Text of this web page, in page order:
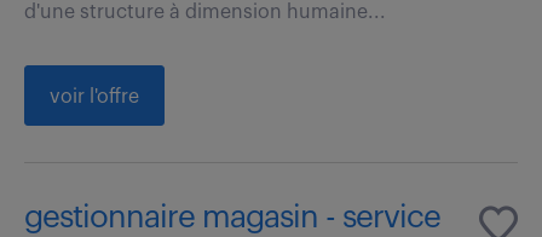
d'une structure à dimension humaine...
voir l'offre
gestionnaire magasin - service